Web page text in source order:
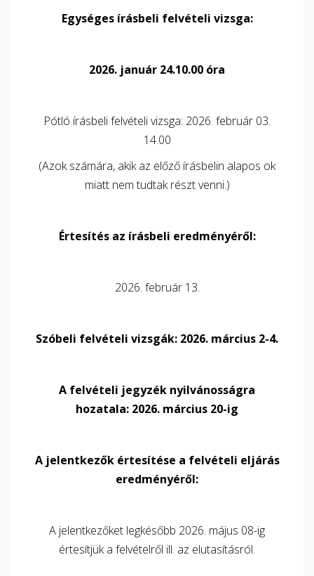
Egységes írásbeli felvételi vizsga:
2026. január 24.10.00 óra
Pótló írásbeli felvételi vizsga: 2026. február 03.
14.00
(Azok számára, akik az előző írásbelin alapos ok
miatt nem tudtak részt venni.)
Értesítés az írásbeli eredményéről:
2026. február 13.
Szóbeli felvételi vizsgák: 2026. március 2-4.
A felvételi jegyzék nyilvánosságra
hozatala: 2026. március 20-ig
A jelentkezők értesítése a felvételi eljárás
eredményéről:
A jelentkezőket legkésőbb 2026. május 08-ig
értesítjük a felvételről ill. az elutasításról.